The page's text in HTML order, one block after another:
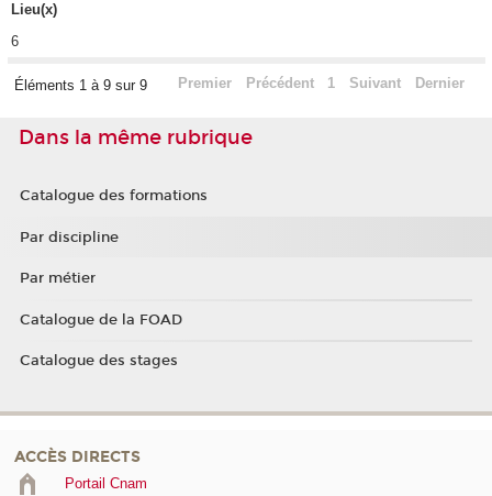
Lieu(x)
6
Éléments 1 à 9 sur 9 Premier Précédent 1 Suivant Dernier
Dans la même rubrique
Catalogue des formations
Par discipline
Par métier
Catalogue de la FOAD
Catalogue des stages
ACCÈS DIRECTS
Portail Cnam